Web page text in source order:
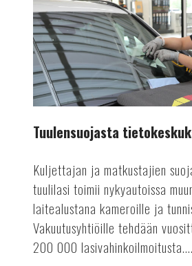
Tuulensuojasta
Kuljettajan ja matkustajien
tuulilasi toimii nykyautoissa
laitealustana kameroille ja
Vakuutusyhtiöille tehdään
200 000 lasivahinkoilmoitusta....